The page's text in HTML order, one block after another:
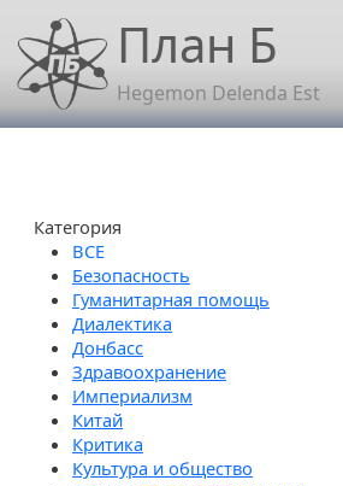
Перейти к основному содержанию
План Б
Hegemon Delenda Est
Категория
Безопасность
Гуманитарная помощь
Диалектика
Донбасс
Здравоохранение
Империализм
Китай
Критика
Культура и общество